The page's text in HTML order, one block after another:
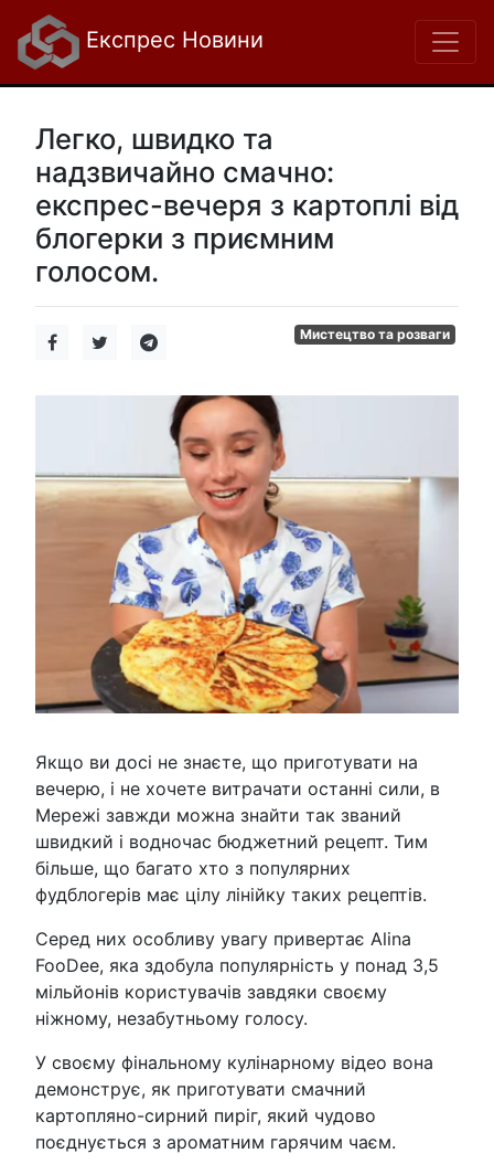
Експрес Новини
Легко, швидко та
надзвичайно смачно:
експрес-вечеря з картоплі від
блогерки з приємним
голосом.
Мистецтво та розваги
Якщо ви досі не знаєте, що приготувати на
вечерю, і не хочете витрачати останні сили, в
Мережі завжди можна знайти так званий
швидкий і водночас бюджетний рецепт. Тим
більше, що багато хто з популярних
фудблогерів має цілу лінійку таких рецептів.
Серед них особливу увагу привертає Alina
FooDee, яка здобула популярність у понад 3,5
мільйонів користувачів завдяки своєму
ніжному, незабутньому голосу.
У своєму фінальному кулінарному відео вона
демонструє, як приготувати смачний
картопляно-сирний пиріг, який чудово
поєднується з ароматним гарячим чаєм.